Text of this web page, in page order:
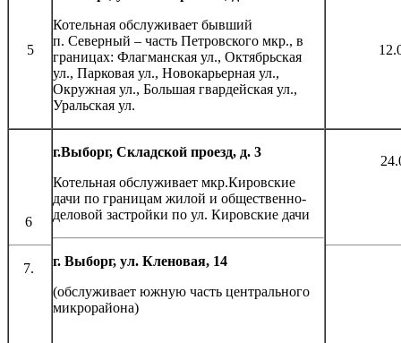
5
Котельная обслуживает бывший
п. Северный – часть Петровского мкр., в
границах: Флагманская ул., Октябрьская
ул., Парковая ул., Новокарьерная ул.,
Окружная ул., Большая гвардейская ул.,
Уральская ул.
6
7.
г.Выборг, Складской проезд, д. 3
Котельная обслуживает мкр.Кировские
дачи по границам жилой и общественно-
деловой застройки по ул. Кировские дачи
г. Выборг, ул. Кленовая, 14
(обслуживает южную часть центрального
микрорайона)